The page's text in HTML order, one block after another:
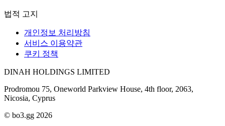
법적 고지
개인정보 처리방침
서비스 이용약관
쿠키 정책
DINAH HOLDINGS LIMITED
Prodromou 75, Oneworld Parkview House, 4th floor, 2063,
Nicosia, Cyprus
© bo3.gg 2026